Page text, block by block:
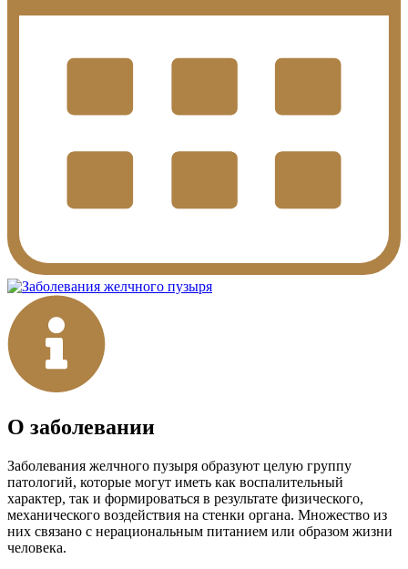
О заболевании
Заболевания желчного пузыря образуют целую группу
патологий, которые могут иметь как воспалительный
характер, так и формироваться в результате физического,
механического воздействия на стенки органа. Множество из
них связано с нерациональным питанием или образом жизни
человека.